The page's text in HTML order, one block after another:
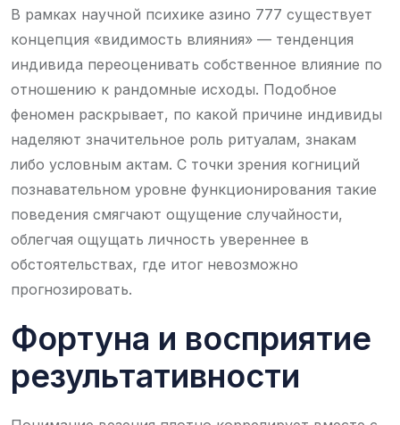
В рамках научной психике азино 777 существует
концепция «видимость влияния» — тенденция
индивида переоценивать собственное влияние по
отношению к рандомные исходы. Подобное
феномен раскрывает, по какой причине индивиды
наделяют значительное роль ритуалам, знакам
либо условным актам. С точки зрения когниций
познавательном уровне функционирования такие
поведения смягчают ощущение случайности,
облегчая ощущать личность увереннее в
обстоятельствах, где итог невозможно
прогнозировать.
Фортуна и восприятие
результативности